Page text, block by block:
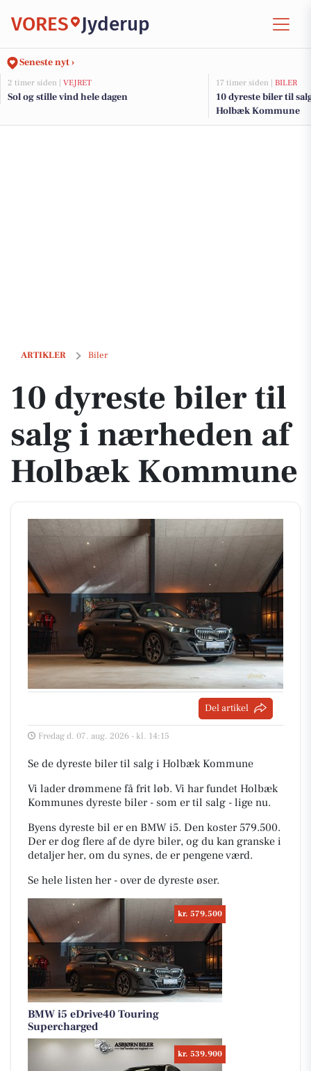
VORES Jyderup
Seneste nyt ›
2 timer siden | VEJRET
Sol og stille vind hele dagen
17 timer siden | BILER
10 dyreste biler til
Holbæk Kommune
ARTIKLER Biler
10 dyreste biler til salg i nærheden af Holbæk Kommune
10 dyreste biler til
salg i nærheden af
Holbæk Kommune
Del artikel
Fredag d. 07. aug. 2026 - kl. 14:15
Se de dyreste biler til salg i Holbæk Kommune
Vi lader drømmene få frit løb. Vi har fundet Holbæk
Kommunes dyreste biler - som er til salg - lige nu.
Byens dyreste bil er en BMW i5. Den koster 579.500.
Der er dog flere af de dyre biler, og du kan granske i
detaljer her, om du synes, de er pengene værd.
Se hele listen her - over de dyreste øser.
kr. 579.500
BMW i5 eDrive40 Touring
Supercharged
kr. 539.900